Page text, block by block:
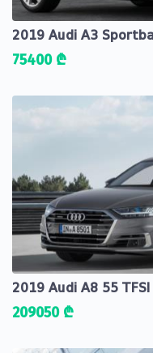
2019 Audi A3
75400 ₾
2019 Audi A8 55
209050 ₾